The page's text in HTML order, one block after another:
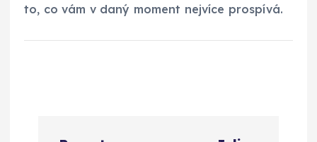
to, co vám v daný moment nejvíce prospívá.